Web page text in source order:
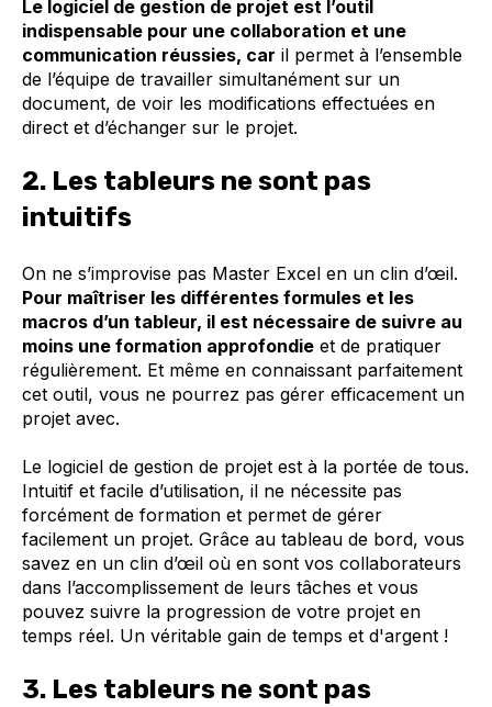
Le logiciel de gestion de projet est l’outil
indispensable pour une collaboration et une
communication réussies, car il permet à l’ensemble
de l’équipe de travailler simultanément sur un
document, de voir les modifications effectuées en
direct et d’échanger sur le projet.
2. Les tableurs ne sont pas
intuitifs
On ne s’improvise pas Master Excel en un clin d’œil.
Pour maîtriser les différentes formules et les
macros d’un tableur, il est nécessaire de suivre au
moins une formation approfondie et de pratiquer
régulièrement. Et même en connaissant parfaitement
cet outil, vous ne pourrez pas gérer efficacement un
projet avec.
Le logiciel de gestion de projet est à la portée de tous.
Intuitif et facile d’utilisation, il ne nécessite pas
forcément de formation et permet de gérer
facilement un projet. Grâce au tableau de bord, vous
savez en un clin d’œil où en sont vos collaborateurs
dans l’accomplissement de leurs tâches et vous
pouvez suivre la progression de votre projet en
temps réel. Un véritable gain de temps et d'argent !
3. Les tableurs ne sont pas